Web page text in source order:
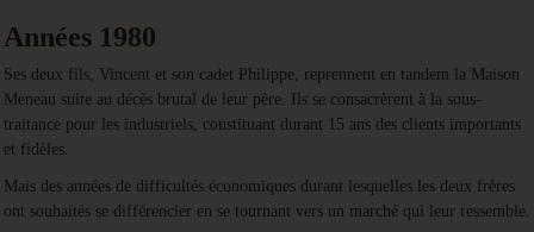
Années 1980
Ses deux fils, Vincent et son cadet Philippe, reprennent en tandem la Maison
Meneau suite au décès brutal de leur père. Ils se consacrèrent à la sous-
traitance pour les industriels, constituant durant 15 ans des clients importants
et fidèles.
Mais des années de difficultés économiques durant lesquelles les deux frères
ont souhaités se différencier en se tournant vers un marché qui leur ressemble.